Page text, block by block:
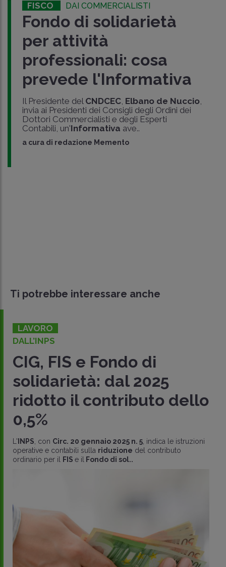
FISCO DAI COMMERCIALISTI
Fondo di solidarietà
per attività
professionali: cosa
prevede l'Informativa
Il Presidente del CNDCEC, Elbano de Nuccio,
invia ai Presidenti dei Consigli degli Ordini dei
Dottori Commercialisti e degli Esperti
Contabili, un'Informativa ave..
a cura di redazione Memento
Ti potrebbe interessare anche
LAVORO
DALL’INPS
CIG, FIS e Fondo di
solidarietà: dal 2025
ridotto il contributo dello
0,5%
L' INPS , con Circ. 20 gennaio 2025 n. 5 , indica le istruzioni
operative e contabili sulla riduzione del contributo
ordinario per il
FIS e il Fondo di sol..